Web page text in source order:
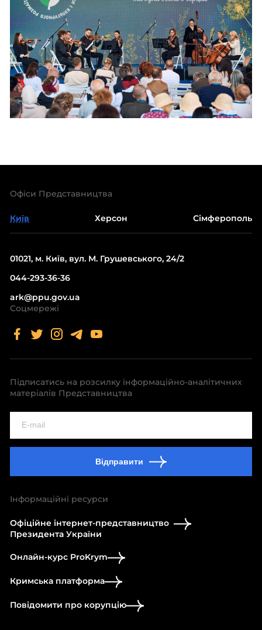
Офіси Представництва
Київ Херсон Сімферополь
01021, м. Київ, вул. М. Грушевського, 24/2
044-293-36-36
ark@ppu.gov.ua
Соцмережі
Підписатись на розсилку інформаційно-аналітичних
матеріалів Представництва
Відправити
Інформаційні ресурси
Офіційне інтернет-представництво
Президента України
Онлайн-курс ProKrym
Кримська платформа
Повідомити про корупцію